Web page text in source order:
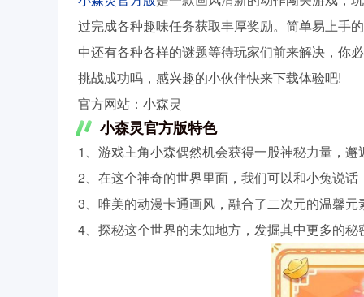
过完成各种趣味任务获取丰厚奖励。简单易上手
中还有各种各样的谜题等待玩家们前来解决，你
挑战成功吗，感兴趣的小伙伴快来下载体验吧!
官方网站：小森灵
小森灵官方版特色
1、游戏主角小森偶然机会获得一股神秘力量，
2、在这个神奇的世界里面，我们可以和小兔说
3、唯美的动漫卡通画风，融合了二次元的温馨
4、探秘这个世界的未知地方，发掘其中更多的